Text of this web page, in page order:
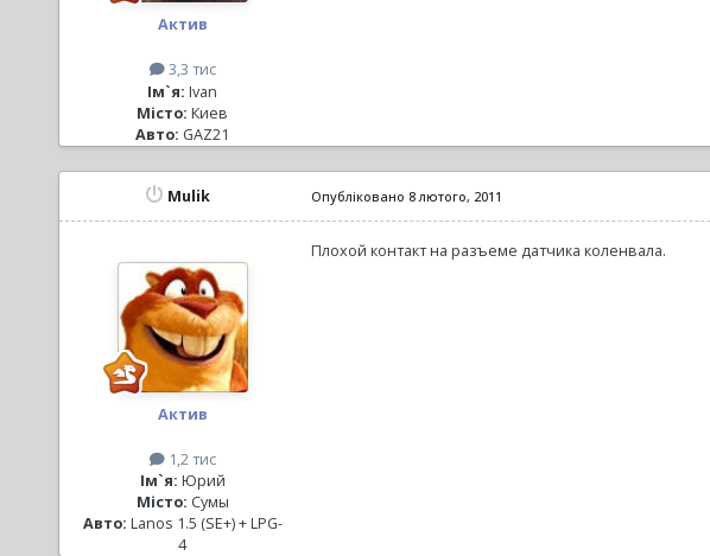
Актив
3,3 тис
Ім`я: Ivan
Місто: Киев
Авто: GAZ21
Mulik
Актив
1,2 тис
Ім`я: Юрий
Місто: Сумы
Авто: Lanos 1.5 (SE+) + LPG-
4
Опубліковано 8 лютого, 2011
Плохой контакт на разъеме датчика коленвала.